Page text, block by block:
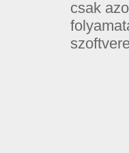
csak